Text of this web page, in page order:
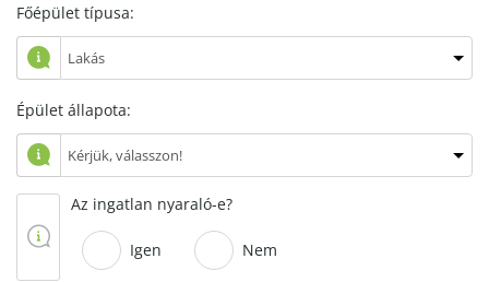
Főépület típusa:
Épület állapota:
Az ingatlan nyaraló-e?
Igen Nem